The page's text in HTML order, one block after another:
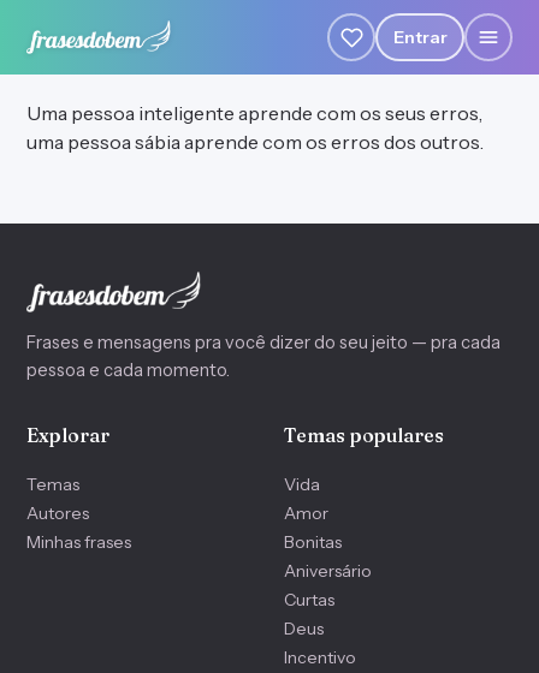
Entrar
Uma pessoa inteligente aprende com os seus erros,
uma pessoa sábia aprende com os erros dos outros.
Frases e mensagens pra você dizer do seu jeito — pra cada
pessoa e cada momento.
Explorar
Temas
Autores
Minhas frases
Temas populares
Vida
Amor
Bonitas
Aniversário
Curtas
Deus
Incentivo